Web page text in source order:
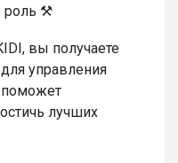
роль ⚒️
вы получаете
управления
лучших